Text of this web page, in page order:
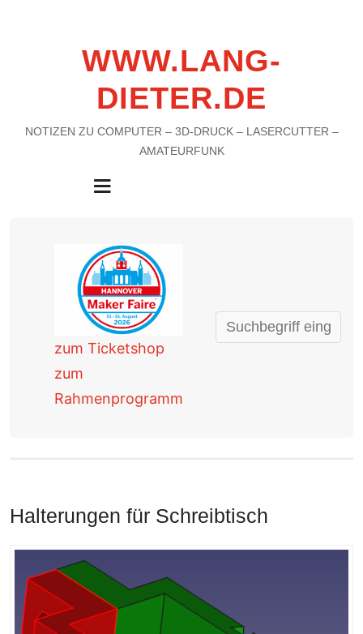
WWW.LANG-
DIETER.DE
NOTIZEN ZU COMPUTER – 3D-DRUCK – LASERCUTTER –
AMATEURFUNK
MENU
zum Ticketshop
zum
Rahmenprogramm
Halterungen für Schreibtisch